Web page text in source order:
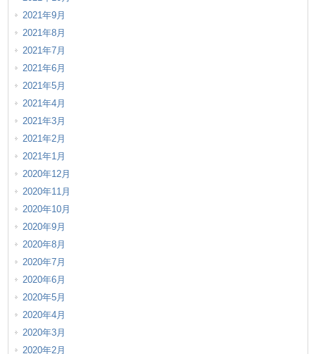
2021年9月
2021年8月
2021年7月
2021年6月
2021年5月
2021年4月
2021年3月
2021年2月
2021年1月
2020年12月
2020年11月
2020年10月
2020年9月
2020年8月
2020年7月
2020年6月
2020年5月
2020年4月
2020年3月
2020年2月